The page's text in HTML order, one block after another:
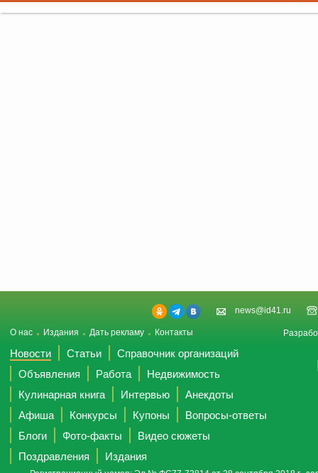
news@id41.ru
О нас Издания Дать рекламу Контакты
Новости Статьи
Справочник организаций
Объявления
Работа
Недвижимость
Кулинарная книга
Интервью
Анекдоты
Афиша
Конкурсы Купоны
Вопросы-ответы
Блоги
Фото-факты
Видео сюжеты
Поздравления
Издания